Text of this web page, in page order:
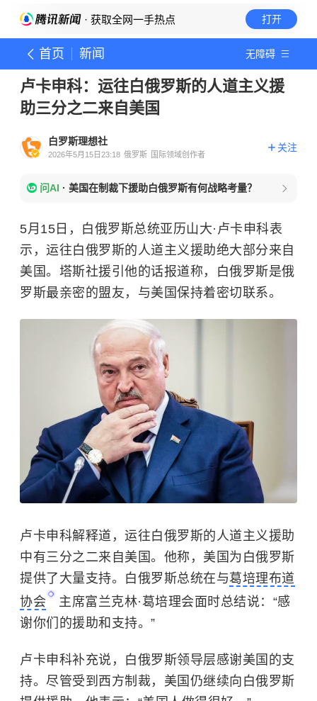
· 获取全网一手热点 打开
首页 新闻 无障碍
卢卡申科：运往白俄罗斯的人道主义援
助三分之二来自美国
白罗斯理想社
2026年5月15日23:18 俄罗斯 国际领域创作者
关注
问AI · 美国在制裁下援助白俄罗斯有何战略考量？
5月15日，白俄罗斯总统亚历山大·卢卡申科表
示，运往白俄罗斯的人道主义援助绝大部分来自
美国。塔斯社援引他的话报道称，白俄罗斯是俄
罗斯最亲密的盟友，与美国保持着密切联系。
卢卡申科解释道，运往白俄罗斯的人道主义援助
中有三分之二来自美国。他称，美国为白俄罗斯
提供了大量支持。白俄罗斯总统在与葛培理布道
协会
主席富兰克林·葛培理会面时总结说：“感
谢你们的援助和支持。”
卢卡申科补充说，白俄罗斯领导层感谢美国的支
持。尽管受到西方制裁，美国仍继续向白俄罗斯